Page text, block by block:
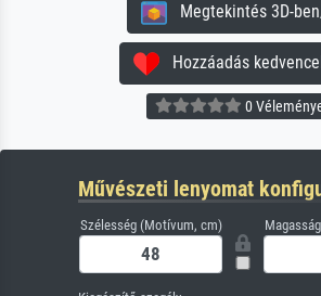
Megtekintés 3D-
Hozzáadás
0
Művészeti lenyomat
Szélesség (Motívum, cm)